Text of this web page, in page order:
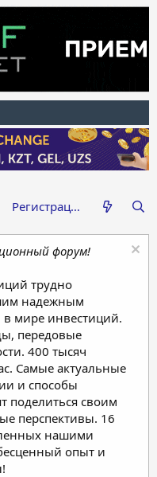
Регистрация
форум!
трудно
надежным
мире инвестиций.
передовые
400 тысяч
Самые актуальные
и способы
поделиться своим
перспективы. 16
нашими
опыт и